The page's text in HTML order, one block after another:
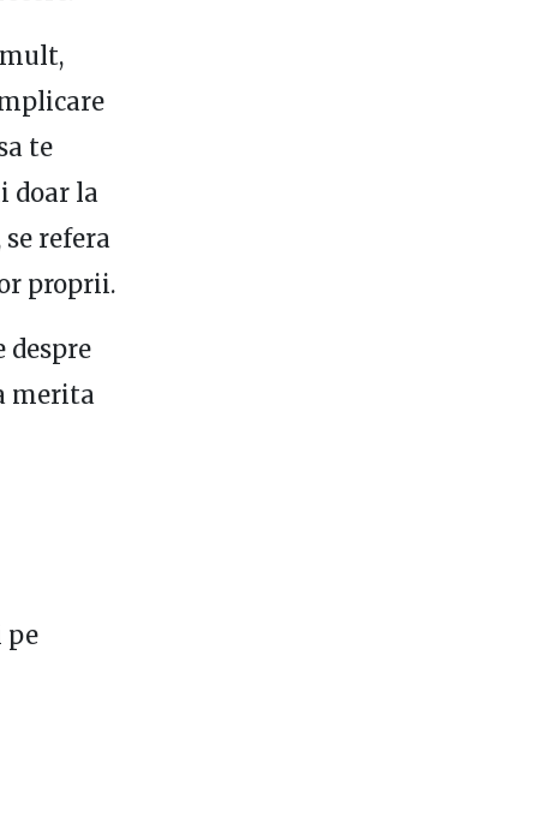
te
doar la
refera
proprii.
despre
merita
pe